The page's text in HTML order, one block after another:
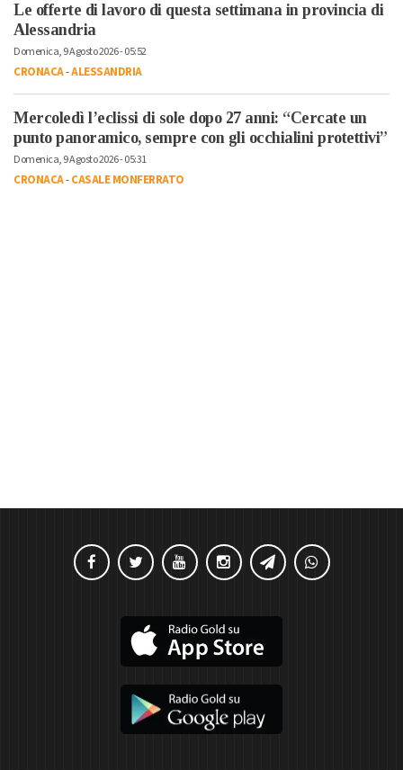
Le offerte di lavoro di questa settimana in provincia di
Alessandria
Domenica, 9 Agosto 2026 - 05:52
CRONACA-ALESSANDRIA
Mercoledì l’eclissi di sole dopo 27 anni: “Cercate un
punto panoramico, sempre con gli occhialini protettivi”
Domenica, 9 Agosto 2026 - 05:31
CRONACA-CASALE MONFERRATO